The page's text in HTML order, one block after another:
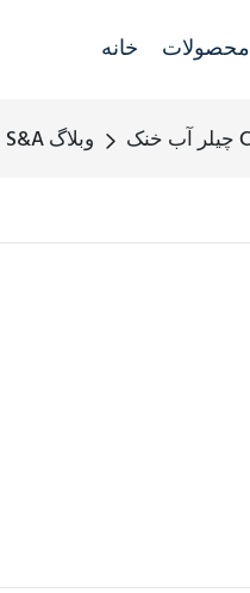
خانه محصولات
S&A وبلاگ